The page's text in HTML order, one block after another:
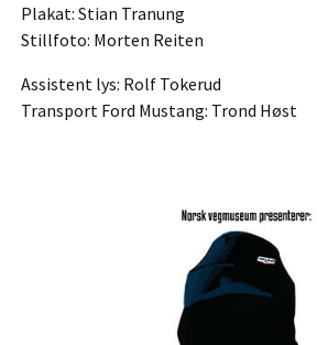
Plakat: Stian Tranung
Stillfoto: Morten Reiten
Assistent lys: Rolf Tokerud
Transport Ford Mustang: Trond Høst